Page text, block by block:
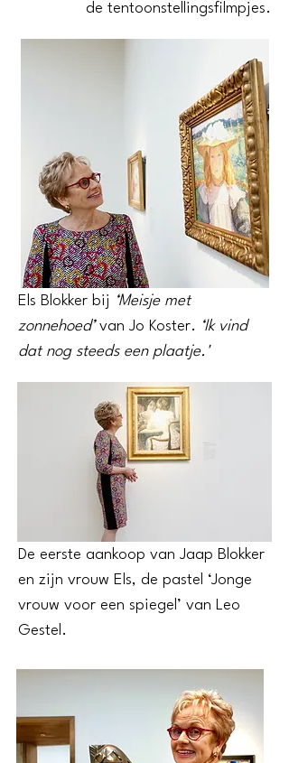
de tentoonstellingsfilmpjes.
Els Blokker bij ‘Meisje met
zonnehoed’van Jo Koster. ‘Ik vind
dat nog steeds een plaatje.'
De eerste aankoop van Jaap Blokker
en zijn vrouw Els, de pastel ‘Jonge
vrouw voor een spiegel’ van Leo
Gestel.